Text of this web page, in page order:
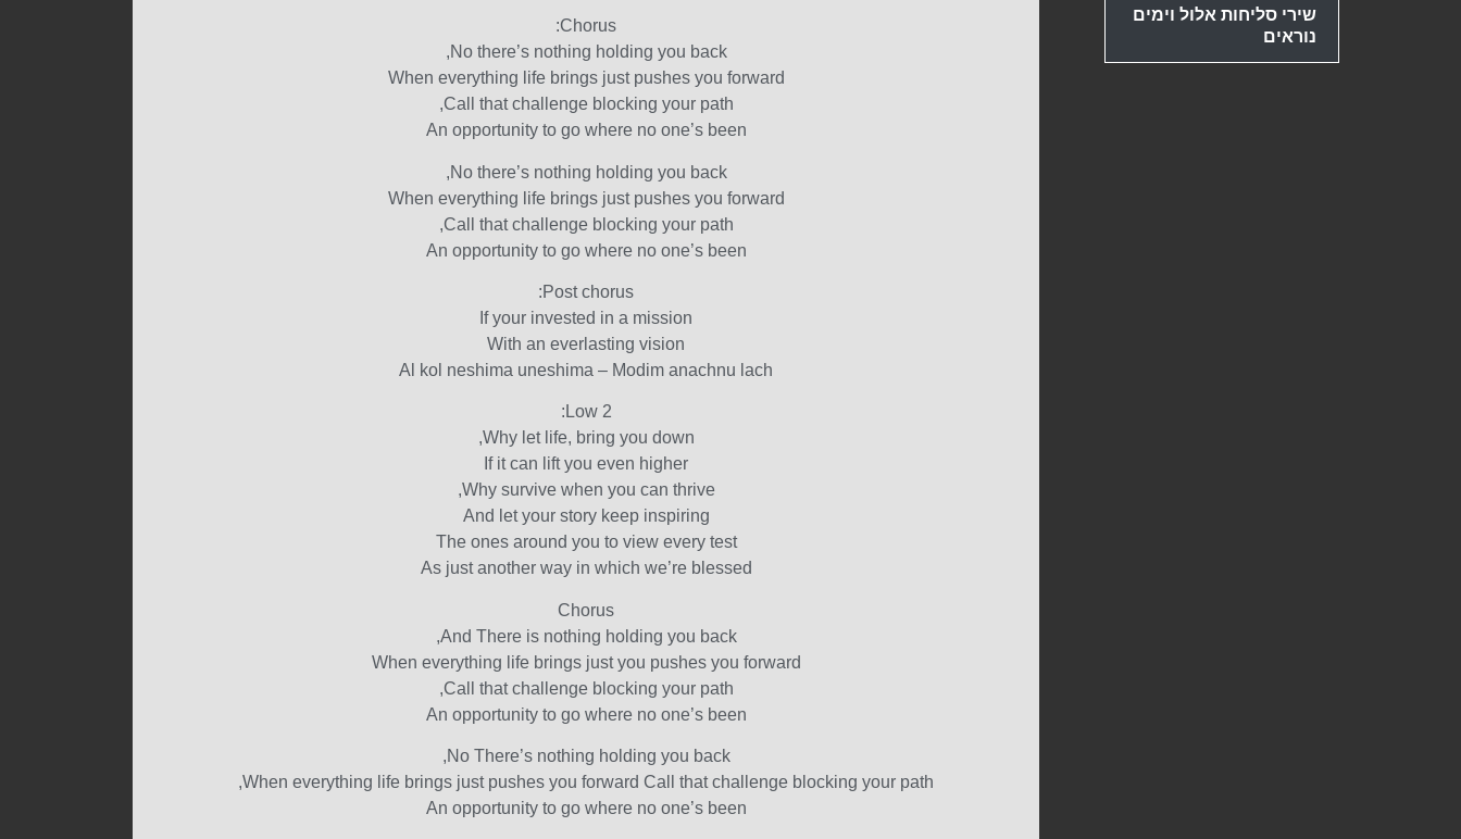
שירי סליחות אלול וימים
נוראים
Chorus:
No there’s nothing holding you back,
When everything life brings just pushes you forward
Call that challenge blocking your path,
An opportunity to go where no one’s been
No there’s nothing holding you back,
When everything life brings just pushes you forward
Call that challenge blocking your path,
An opportunity to go where no one’s been
Post chorus:
If your invested in a mission
With an everlasting vision
Al kol neshima uneshima – Modim anachnu lach
Low 2:
Why let life, bring you down,
If it can lift you even higher
Why survive when you can thrive,
And let your story keep inspiring
The ones around you to view every test
As just another way in which we’re blessed
Chorus
And There is nothing holding you back,
When everything life brings just you pushes you forward
Call that challenge blocking your path,
An opportunity to go where no one’s been
No There’s nothing holding you back,
When everything life brings just pushes you forward Call that challenge blocking your path,
An opportunity to go where no one’s been